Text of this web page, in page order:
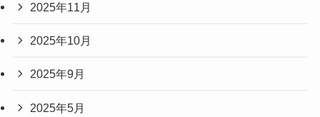
2025年11月
2025年10月
2025年9月
2025年5月